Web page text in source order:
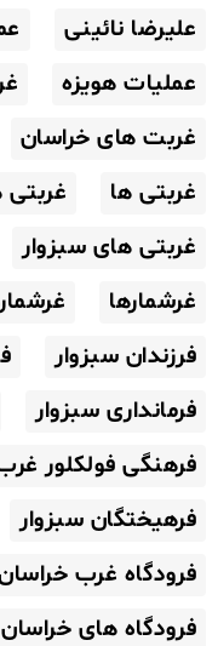
علیرضا نائینی
عملیات هویزه
غربت های خراسان
غربتی ها
غربتی های سبزوار
غرشمارها
فرزندان سبزوار
فرمانداری سبزوار
فرهنگی فولکلور
فرهیختگان سبزوار
فرودگاه غرب
فرودگاه های